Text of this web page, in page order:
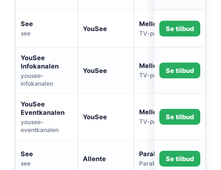
See
see
YouSee
Mellempakke
TV-pakke
Se tilbud
YouSee
Infokanalen
yousee-
infokanalen
YouSee
Mellempakke
TV-pakke
Se tilbud
YouSee
Eventkanalen
yousee-
eventkanalen
YouSee
Mellempakke
TV-pakke
Se tilbud
See
see
Allente
Parabol Standard
Parabol
Se tilbud